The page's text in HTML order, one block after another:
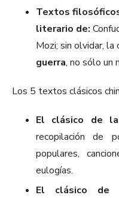
Textos
literario de:
Mozi; sin olvidar, la
guerra, no sólo un
Los 5 textos clásicos
El clásico de
recopilación de
populares,
eulogías.
El clásico de